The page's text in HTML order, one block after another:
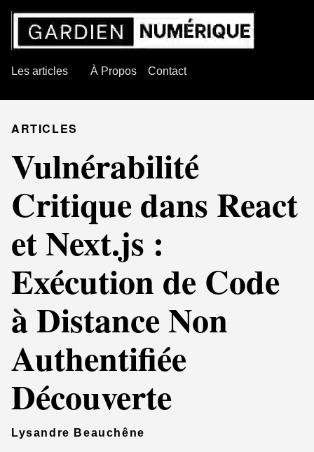
Les articles À Propos Contact
ARTICLES
Vulnérabilité
Critique dans React
et Next.js :
Exécution de Code
à Distance Non
Authentifiée
Découverte
Lysandre Beauchêne